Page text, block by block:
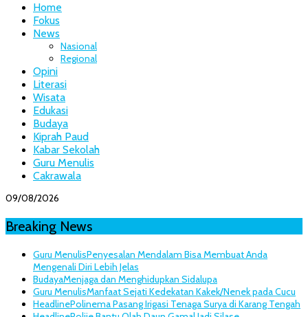
Home
Fokus
News
Nasional
Regional
Opini
Literasi
Wisata
Edukasi
Budaya
Kiprah Paud
Kabar Sekolah
Guru Menulis
Cakrawala
09/08/2026
Breaking News
Guru MenulisPenyesalan Mendalam Bisa Membuat Anda
Mengenali Diri Lebih Jelas
BudayaMenjaga dan Menghidupkan Sidalupa
Guru MenulisManfaat Sejati Kedekatan Kakek/Nenek pada Cucu
HeadlinePolinema Pasang Irigasi Tenaga Surya di Karang Tengah